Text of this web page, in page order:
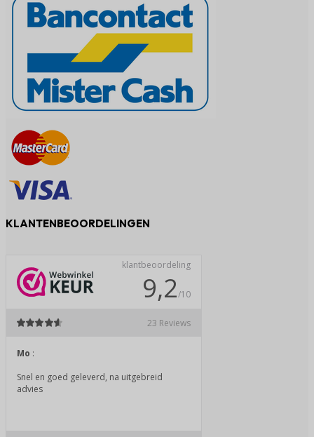
KLANTENBEOORDELINGEN